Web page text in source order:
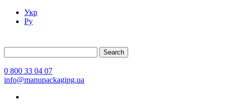
Укр
Ру
Search
0 800 33 04 07
info@manupackaging.ua